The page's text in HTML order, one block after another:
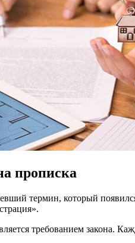
прописка
термин, который
требованием закона.